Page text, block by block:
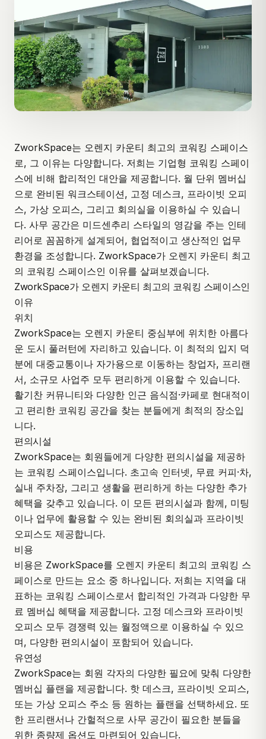
ZworkSpace는 오렌지 카운티 최고의 코워킹 스페이스
로, 그 이유는 다양합니다. 저희는 기업형 코워킹 스페이
스에 비해 합리적인 대안을 제공합니다. 월 단위 멤버십
으로 완비된 워크스테이션, 고정 데스크, 프라이빗 오피
스, 가상 오피스, 그리고 회의실을 이용하실 수 있습니
다. 사무 공간은 미드센추리 스타일의 영감을 주는 인테
리어로 꼼꼼하게 설계되어, 협업적이고 생산적인 업무
환경을 조성합니다. ZworkSpace가 오렌지 카운티 최고
의 코워킹 스페이스인 이유를 살펴보겠습니다.
ZworkSpace가 오렌지 카운티 최고의 코워킹 스페이스인
이유
위치
ZworkSpace는 오렌지 카운티 중심부에 위치한 아름다
운 도시 풀러턴에 자리하고 있습니다. 이 최적의 입지 덕
분에 대중교통이나 자가용으로 이동하는 창업자, 프리랜
서, 소규모 사업주 모두 편리하게 이용할 수 있습니다.
활기찬 커뮤니티와 다양한 인근 음식점·카페로 현대적이
고 편리한 코워킹 공간을 찾는 분들에게 최적의 장소입
니다.
편의시설
ZworkSpace는 회원들에게 다양한 편의시설을 제공하
는 코워킹 스페이스입니다. 초고속 인터넷, 무료 커피·차,
실내 주차장, 그리고 생활을 편리하게 하는 다양한 추가
혜택을 갖추고 있습니다. 이 모든 편의시설과 함께, 미팅
이나 업무에 활용할 수 있는 완비된 회의실과 프라이빗
오피스도 제공합니다.
비용
비용은 ZworkSpace를 오렌지 카운티 최고의 코워킹 스
페이스로 만드는 요소 중 하나입니다. 저희는 지역을 대
표하는 코워킹 스페이스로서 합리적인 가격과 다양한 무
료 멤버십 혜택을 제공합니다. 고정 데스크와 프라이빗
오피스 모두 경쟁력 있는 월정액으로 이용하실 수 있으
며, 다양한 편의시설이 포함되어 있습니다.
유연성
ZworkSpace는 회원 각자의 다양한 필요에 맞춰 다양한
멤버십 플랜을 제공합니다. 핫 데스크, 프라이빗 오피스,
또는 가상 오피스 주소 등 원하는 플랜을 선택하세요. 또
한 프리랜서나 간헐적으로 사무 공간이 필요한 분들을
위한 종량제 옵션도 마련되어 있습니다.